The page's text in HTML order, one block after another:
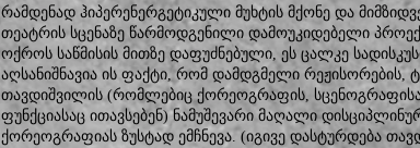
რამდენად ჰიპერენერგეტიკული მუხტის მქონე და
თეატრის სცენაზე წარმოდგენილი დამოუკიდებელი
ოქროს საწმისის მითზე დაფუძნებული, ეს ცალკე
აღსანიშნავია ის ფაქტი, რომ დამდგმელი
თავდიშვილის (რომლებიც ქორეოგრაფის, სცენოგრაფისა
ფუნქციასაც ითავსებენ) ნამუშევარი მაღალი
ქორეოგრაფიას ზუსტად ემჩნევა. (იგივე დასტურდება